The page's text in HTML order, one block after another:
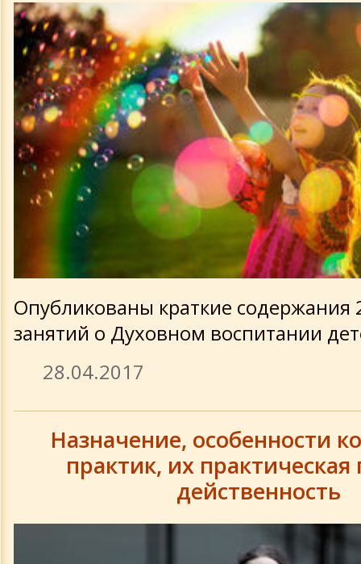
Опубликованы краткие содержания
занятий о Духовном воспитании
28.04.2017
Назначение, особенности
практик, их практическая
действенность